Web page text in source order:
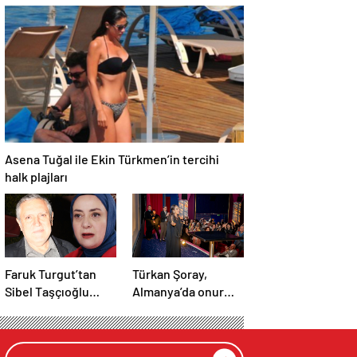
taziye telefonu
sergiledi
Asena Tuğal ile Ekin Türkmen’in tercihi
halk plajları
Faruk Turgut’tan
Sibel Taşçıoğlu
Saygısızlık söz
konusu değil
Türkan Şoray,
Almanya’da onur